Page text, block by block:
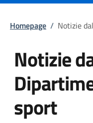
Homepage / Notizie
Notizie
sport